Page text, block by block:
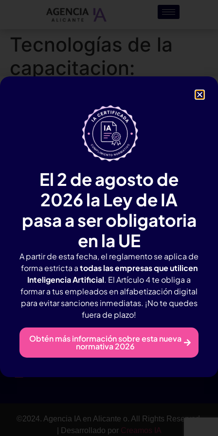
Tecnologías de la
capacitacion:
para empresas
Curso de Marketing digital
en Alicante para empresas
Agencia IA en Alicante con amplia experiencia.
Contacto Rápido
Tlf: 946983657
Whatsapp: 619965803
Servicios
©2024. Agencia IA en Alicante o. All Rights Reserved.
| Desarrollado por Creamos IA
El 2 de agosto de
2026 la Ley de IA
pasa a ser obligatoria
en la UE
A partir de esta fecha, el reglamento se aplica de
forma estricta atodas las empresas que utilicen
Inteligencia Artificial. El Artículo 4 te obliga a
formar a tus empleados en alfabetización digital
para evitar sanciones inmediatas. ¡No te quedes
fuera de plazo!
Obtén más información sobre esta nueva
normativa 2026